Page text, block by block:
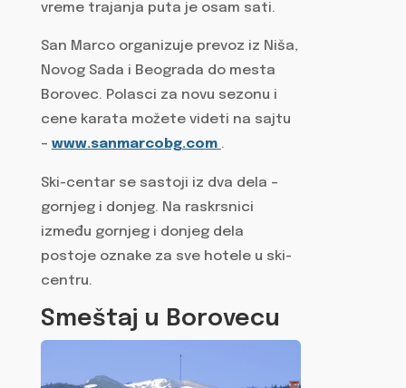
vreme trajanja puta je osam sati.
San Marco organizuje prevoz iz Niša,
Novog Sada i Beograda do mesta
Borovec. Polasci za novu sezonu i
cene karata možete videti na sajtu
– www.sanmarcobg.com .
Ski-centar se sastoji iz dva dela –
gornjeg i donjeg. Na raskrsnici
između gornjeg i donjeg dela
postoje oznake za sve hotele u ski-
centru.
Smeštaj u Borovecu